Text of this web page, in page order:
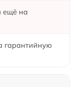
ещё на
гарантийную